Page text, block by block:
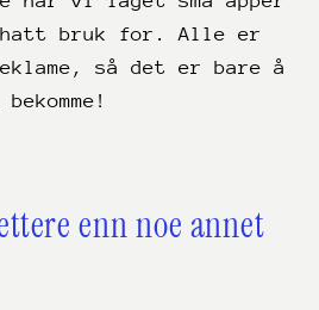
hatt bruk for. Alle er
så det er bare å
enn noe annet